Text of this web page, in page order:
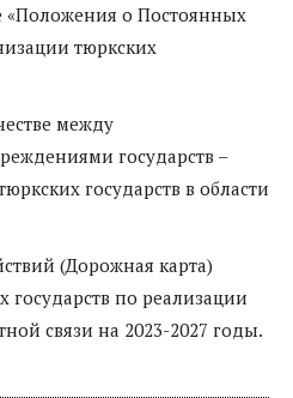
«Положения о Постоянных
тюркских
между
государств –
государств в области
(Дорожная карта)
государств по реализации
связи на 2023-2027 годы.